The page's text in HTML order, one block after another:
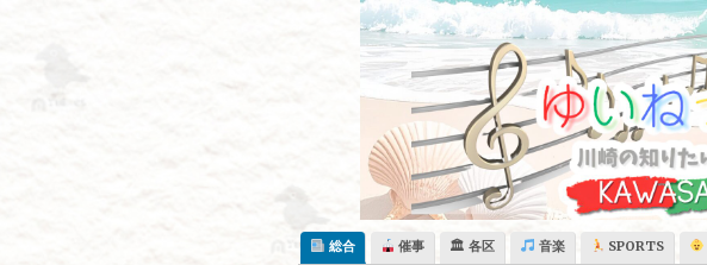
総合 催事 🏛 各区 音楽 SPORTS